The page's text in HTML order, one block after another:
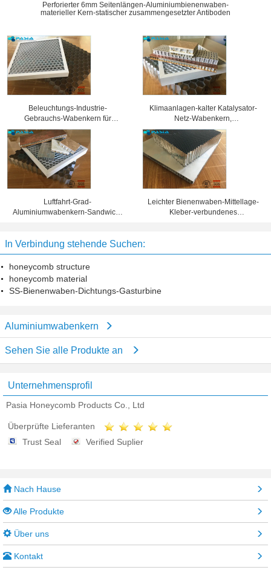
Perforierter 6mm Seitenlängen-Aluminiumbienenwaben-
materieller Kern-statischer zusammengesetzter Antiboden
Beleuchtungs-Industrie-
Gebrauchs-Wabenkern für
verschiedene Ausstellungs-
Scheinwerfer-Gitter
Klimaanlagen-kalter Katalysator-
Netz-Wabenkern,
Aluminiumbienenwaben-Platten
Luftfahrt-Grad-
Aluminiumwabenkern-Sandwich-
Leichter Bienenwaben-Mittellage-
Kleber-verbundenes
In Verbindung stehende Suchen:
honeycomb structure
honeycomb material
SS-Bienenwaben-Dichtungs-Gasturbine
Aluminiumwabenkern
Sehen Sie alle Produkte an
Unternehmensprofil
Pasia Honeycomb Products Co., Ltd
Überprüfte Lieferanten
Trust Seal
Verified Suplier
Nach Hause
Alle Produkte
Über uns
Kontakt